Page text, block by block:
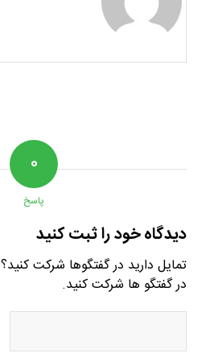
۰
پاسخ
دیدگاه خود را ثبت کنید
تمایل دارید در گفتگوها شرکت کنید؟
در گفتگو ها شرکت کنید.